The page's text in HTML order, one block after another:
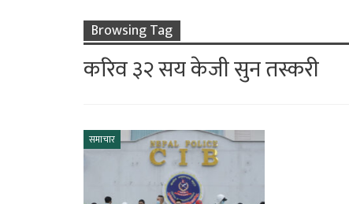
Browsing Tag
करिव ३२ सय केजी सुन तस्करी
समाचार
पत्रकार प्रकाश बराईली
आज सोमबार यसरी गर्नुहोस्
भगवान शिवको पूजा…